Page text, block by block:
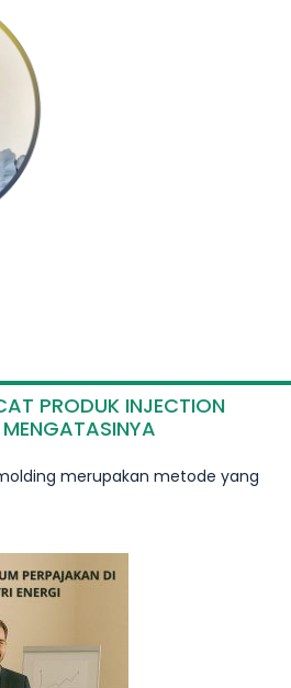
PRODUK INJECTION
merupakan metode yang